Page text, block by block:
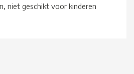
niet geschikt voor kinderen